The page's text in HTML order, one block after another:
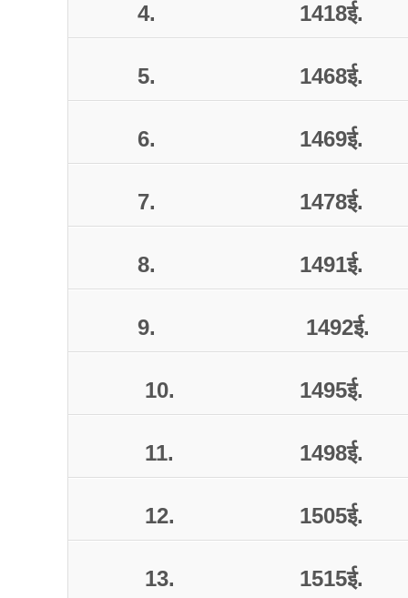
4. 1418ई.
5. 1468ई.
6. 1469ई.
7. 1478ई.
8. 1491ई.
9. 1492ई.
10. 1495ई.
11. 1498ई.
12. 1505ई.
13. 1515ई.